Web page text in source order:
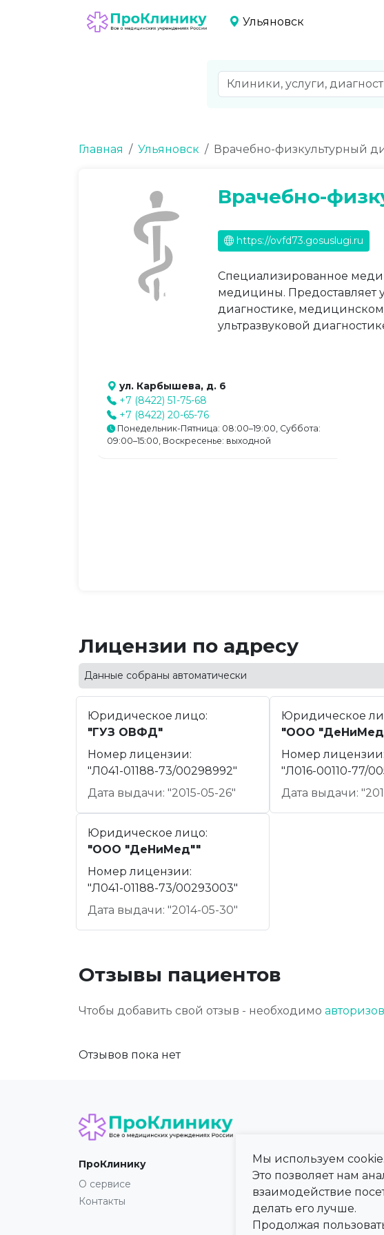
Ульяновск
Главная Ульяновск Врачебно-физкультурный
Врачебно-
https://ovfd73.gosuslugi.ru
Специализированное
медицины. Предоставляет
диагностике,
ультразвуковой
ул. Карбышева, д. 6
+7 (8422) 51-75-68
+7 (8422) 20-65-76
Понедельник-Пятница: 08:00–19:00, Суббота:
09:00–15:00, Воскресенье: выходной
Лицензии по адресу
Данные собраны автоматически
Юридическое лицо:
"ГУЗ ОВФД"
Номер лицензии:
"Л041-01188-73/00298992"
Дата выдачи: "2015-05-26"
Юридическое
"ООО
Номер лицензии:
"Л016-00110-77/
Дата выдачи:
Юридическое лицо:
"ООО "ДеНиМед""
Номер лицензии:
"Л041-01188-73/00293003"
Дата выдачи: "2014-05-30"
Отзывы пациентов
Чтобы добавить свой отзыв - необходимо
Отзывов пока нет
ПроКлинику
О сервисе
Контакты
Карта сайта
Регионы
Города
Мы используем cookie.
Это позволяет нам
взаимодействие
делать его лучше.
Продолжая